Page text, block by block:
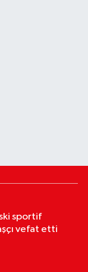
sportif
vefat etti